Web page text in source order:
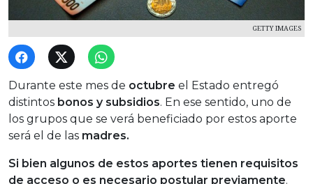
GETTY IMAGES
Durante este mes de octubre el Estado entregó
distintos bonos y subsidios. En ese sentido, uno de
los grupos que se verá beneficiado por estos aporte
será el de las madres.
Si bien algunos de estos aportes tienen requisitos
de acceso o es necesario postular previamente.